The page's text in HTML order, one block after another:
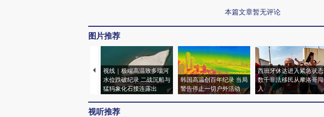
本篇文章暂无评论
图片推荐
视线｜极端高温致多瑙河
水位跌破纪录 二战沉船与
猛犸象化石接连露出
韩国高温创百年纪录 当局
警告停止一切户外活动
西班牙休达进入紧急状态
数千非法移民从摩洛哥闯
入
视听推荐